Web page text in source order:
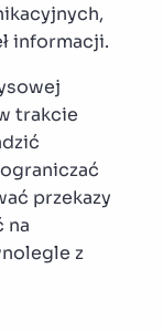
informacji.
trakcie
przekazy
na
z